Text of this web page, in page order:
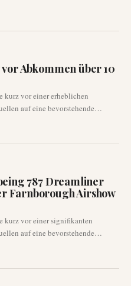
Start des Flugzeugs befand. Es
Abkommen über 10
kurz vor einer erheblichen
auf eine bevorstehende
hindeuten. Eine
markiert einen
787 Dreamliner
Farnborough Airshow
kurz vor einer signifikanten
auf eine bevorstehende
hinweisen. Diese potenzielle
anhaltende Engagement der